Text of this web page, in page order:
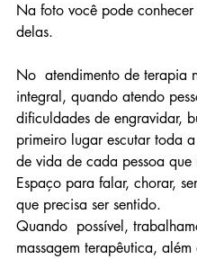
Na foto você pode conhecer
delas.
No  atendimento de terapia
integral, quando atendo
dificuldades de engravidar,
primeiro lugar escutar toda
de vida de cada pessoa que
Espaço para falar, chorar,
que precisa ser sentido.
Quando  possível,
massagem terapêutica, além